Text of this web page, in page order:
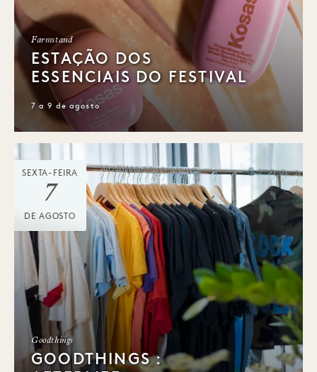
Farmstand
ESTAÇÃO DOS
ESSENCIAIS DO FESTIVAL
7 a 9 de agosto
SEXTA-FEIRA
7
DE AGOSTO
Goodthings
GOODTHINGS :